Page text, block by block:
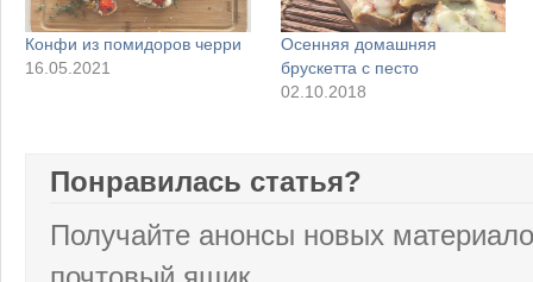
Конфи из помидоров черри
16.05.2021
Осенняя домашняя
брускетта с песто
02.10.2018
Понравилась статья?
Получайте анонсы новых